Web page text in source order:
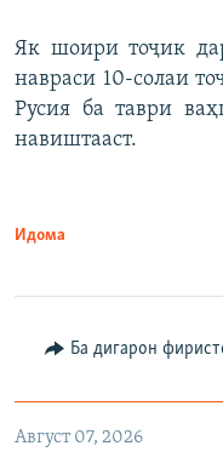
Як шоири тоҷик
навраси 10-солаи
Русия ба таври
навиштааст.
Идома
Ба дигарон
Август 07, 2026